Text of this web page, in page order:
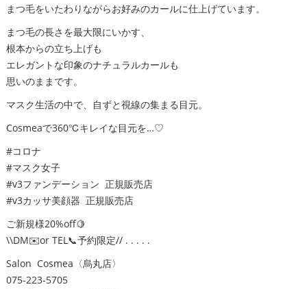
まつ毛をいたわりながらお好みのカールに仕上げています。
まつ毛の長さを最大限にいかす、
根本からの立ち上げも
エレガントな印象のナチュラルカールも
思いのままです。
マスク生活の中で、自ずと視線の集まる目元。
Cosmeaで360℃キレイな目元を…♡
#コロナ
#マスク女子
#v3ファンデーション 正規販売店
#v3カッサ美顔器 正規販売店
ご新規様20%off🍋
\\DM✉️or TEL📞予約限定// . . . . .
Salon Cosmea〈烏丸店〉
075-223-5705